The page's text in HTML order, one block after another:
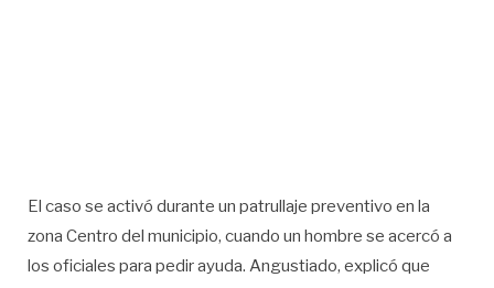
El caso se activó durante un patrullaje preventivo en la
zona Centro del municipio, cuando un hombre se acercó a
los oficiales para pedir ayuda. Angustiado, explicó que